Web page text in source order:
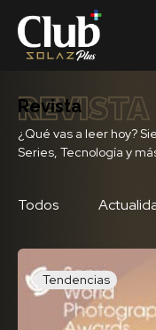
REVISTA
Revista
¿Qué vas a leer hoy?
Series, Tecnología y
Todos
Tendencias